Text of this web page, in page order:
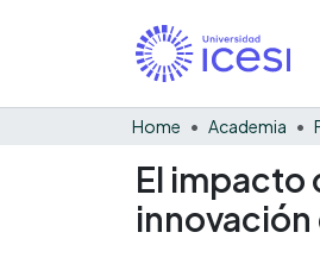
Home Academia
El impacto
innovación